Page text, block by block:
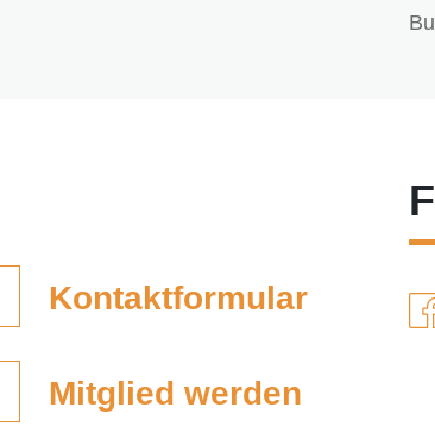
Kontaktformular
Mitglied werden